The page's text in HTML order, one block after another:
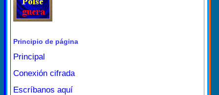
Principio de página
Principal
Conexión cifrada
Escríbanos aquí